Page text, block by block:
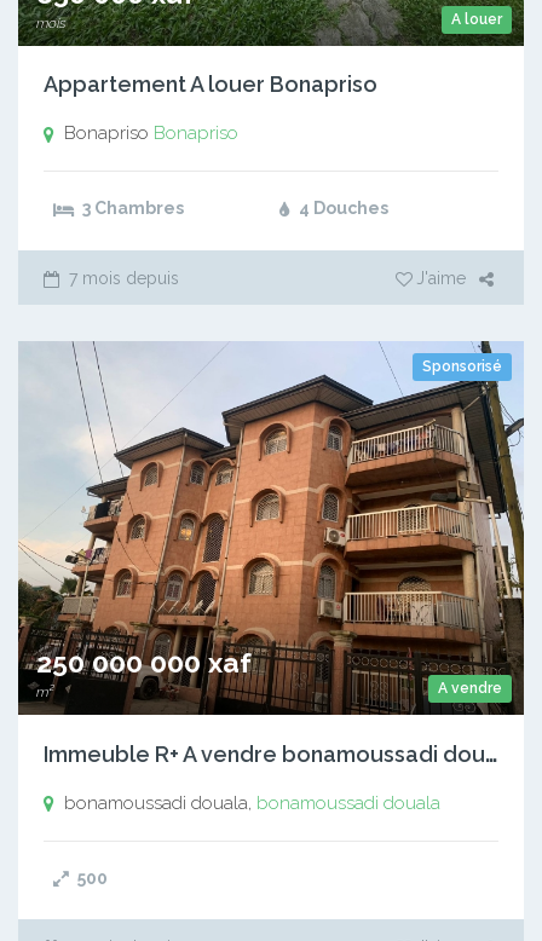
A louer
mois
Appartement A louer Bonapriso
Bonapriso Bonapriso
3 Chambres 4 Douches
7 mois depuis J'aime
A vendre
Sponsorisé
250 000 000 xaf
m²
Immeuble R+ A vendre bonamoussadi douala
bonamoussadi douala, bonamoussadi douala
500